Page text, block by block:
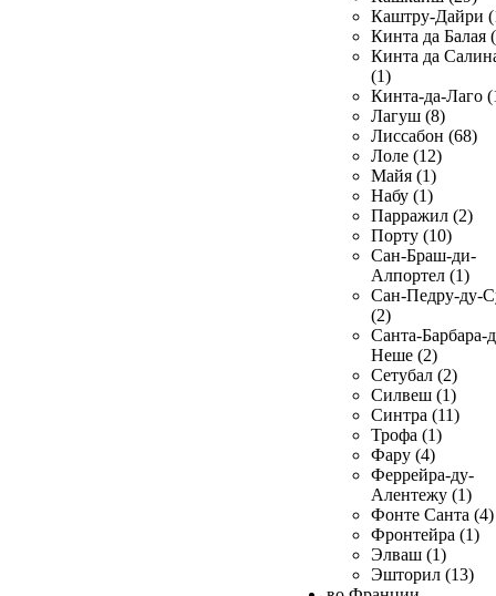
Каштру-Дайри
Кинта да Балая
Кинта да
(1)
Кинта-да-Лаго
Лагуш (8)
Лиссабон (68)
Лоле (12)
Майя (1)
Набу (1)
Парражил (2)
Порту (10)
Сан-Браш-ди-
Алпортел (1)
Сан-Педру-ду-
(2)
Санта-Барбара-
Неше (2)
Сетубал (2)
Силвеш (1)
Синтра (11)
Трофа (1)
Фару (4)
Феррейра-ду-
Алентежу (1)
Фонте Санта (4)
Фронтейра (1)
Элваш (1)
Эшторил (13)